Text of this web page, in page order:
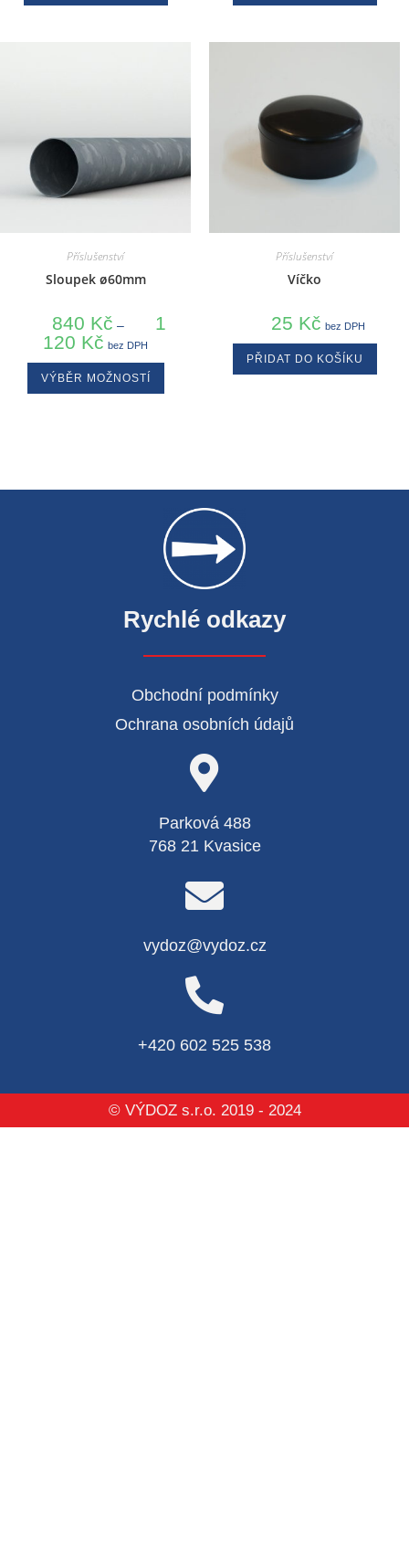
Příslušenství
Sloupek ø60mm
840 Kč –
1
120 Kč bez DPH
VÝBĚR MOŽNOSTÍ
Příslušenství
Víčko
25 Kč bez DPH
PŘIDAT DO KOŠÍKU
Rychlé odkazy
Obchodní podmínky
Ochrana osobních údajů
Parková 488
768 21 Kvasice
vydoz@vydoz.cz
+420 602 525 538
© VÝDOZ s.r.o. 2019 - 2024